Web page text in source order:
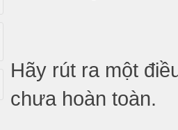
Hãy rút ra một
chưa hoàn toàn.